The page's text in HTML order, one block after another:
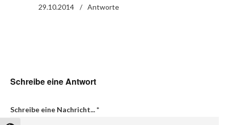
29.10.2014 Antworte
Schreibe eine Antwort
Schreibe eine Nachricht...*